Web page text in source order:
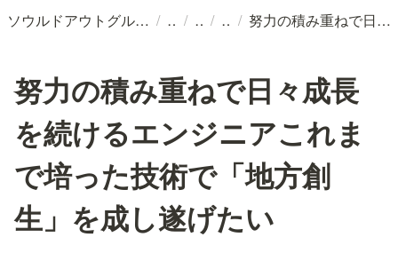
ソウルドアウトグループ採用情報 / / / / 努力の積み重ねで日々成長を続けるエンジニアこれまで培った技術で「地方創生」を成し遂げたい
努力の積み重ねで日々成長
を続けるエンジニアこれま
で培った技術で「地方創
生」を成し遂げたい